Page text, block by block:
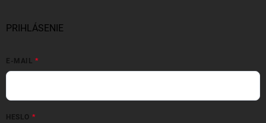
PRIHLÁSENIE
E-MAIL
HESLO